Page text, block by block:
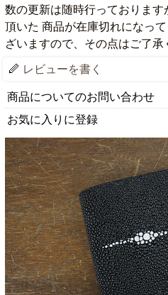
数の更新は随時行っております
頂いた 商品が在庫切れになっ
ざいますので、その点はご了承
レビューを書く
商品についてのお問い合わせ
お気に入りに登録